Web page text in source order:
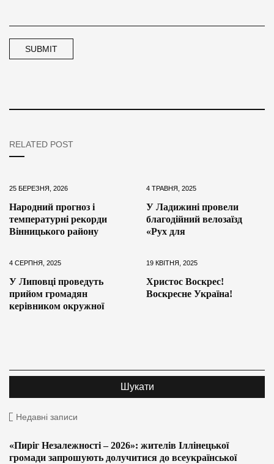
RELATED POST
25 БЕРЕЗНЯ, 2026
Народний прогноз і
температурні рекорди
Вінницького району
4 ТРАВНЯ, 2025
У Ладижині провели
благодійний велозаїзд
«Рух для
4 СЕРПНЯ, 2025
У Липовці проведуть
прийом громадян
керівником окружної
19 КВІТНЯ, 2025
Христос Воскрес!
Воскресне Україна!
Недавні записи
«Пиріг Незалежності – 2026»: жителів Іллінецької
громади запрошують долучитися до всеукраїнської